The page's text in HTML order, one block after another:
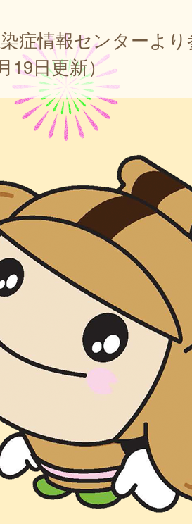
染症情報センターよ
19日更新）